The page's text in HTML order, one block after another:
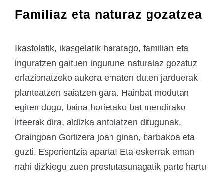
Familiaz eta naturaz gozatzea
Ikastolatik, ikasgelatik haratago, familian eta
inguratzen gaituen ingurune naturalaz gozatuz
erlazionatzeko aukera ematen duten jarduerak
planteatzen saiatzen gara. Hainbat modutan
egiten dugu, baina horietako bat mendirako
irteerak dira, aldizka antolatzen ditugunak.
Oraingoan Gorlizera joan ginan, barbakoa eta
guzti. Esperientzia aparta! Eta eskerrak eman
nahi dizkiegu zuen prestutasunagatik parte hartu